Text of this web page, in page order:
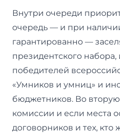
Внутри очереди
очередь — и при
гарантированно —
президентского
победителей
«Умников и умниц» и
бюджетников. Во
комиссии и если места
договорников и тех,